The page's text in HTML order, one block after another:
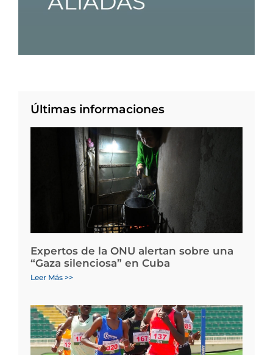
Últimas informaciones
Expertos de la ONU alertan sobre una
“Gaza silenciosa” en Cuba
Leer Más >>